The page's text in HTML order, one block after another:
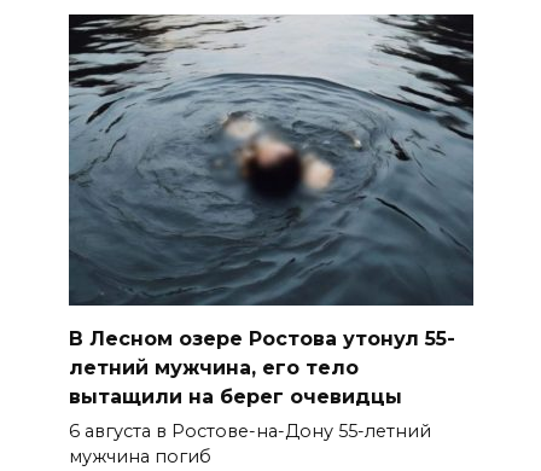
В Лесном озере Ростова утонул 55-
летний мужчина, его тело
вытащили на берег очевидцы
6 августа в Ростове-на-Дону 55-летний
мужчина погиб